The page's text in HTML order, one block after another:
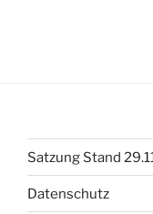
Satzung Stand
Datenschutz